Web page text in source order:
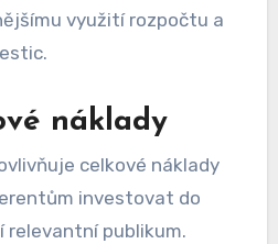
využití rozpočtu a
náklady
celkové náklady
investovat do
relevantní publikum.